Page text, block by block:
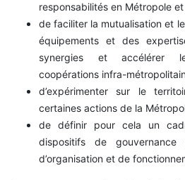
responsabilités en Métropole
de faciliter la mutualisation et
équipements et des
synergies et accélérer
coopérations infra-
d’expérimenter sur le
certaines actions de la
de définir pour cela un
dispositifs de gouvernance
d’organisation et de